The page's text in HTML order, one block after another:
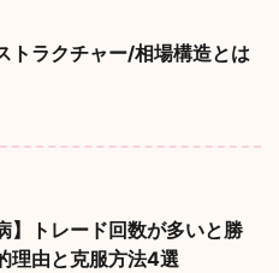
トラクチャー/相場構造とは
】トレード回数が多いと勝
理由と克服方法4選